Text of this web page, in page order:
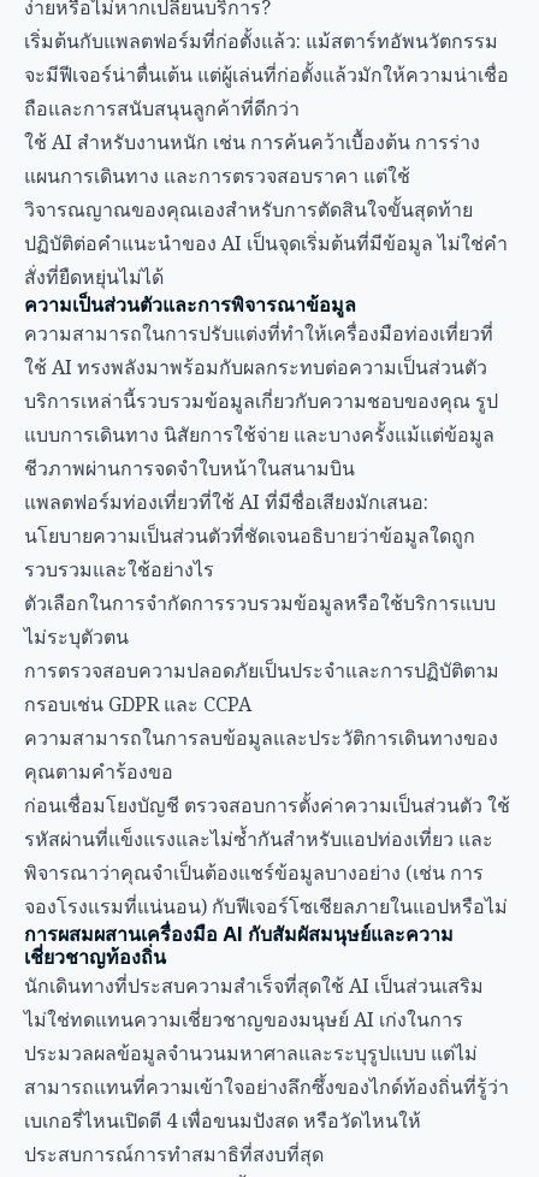
ง่ายหรือไม่หากเปลี่ยนบริการ?
เริ่มต้นกับแพลตฟอร์มที่ก่อตั้งแล้ว: แม้สตาร์ทอัพนวัตกรรม
จะมีฟีเจอร์น่าตื่นเต้น แต่ผู้เล่นที่ก่อตั้งแล้วมักให้ความน่าเชื่อ
ถือและการสนับสนุนลูกค้าที่ดีกว่า
ใช้ AI สำหรับงานหนัก เช่น การค้นคว้าเบื้องต้น การร่าง
แผนการเดินทาง และการตรวจสอบราคา แต่ใช้
วิจารณญาณของคุณเองสำหรับการตัดสินใจขั้นสุดท้าย
ปฏิบัติต่อคำแนะนำของ AI เป็นจุดเริ่มต้นที่มีข้อมูล ไม่ใช่คำ
สั่งที่ยืดหยุ่นไม่ได้
ความเป็นส่วนตัวและการพิจารณาข้อมูล
ความสามารถในการปรับแต่งที่ทำให้เครื่องมือท่องเที่ยวที่
ใช้ AI ทรงพลังมาพร้อมกับผลกระทบต่อความเป็นส่วนตัว
บริการเหล่านี้รวบรวมข้อมูลเกี่ยวกับความชอบของคุณ รูป
แบบการเดินทาง นิสัยการใช้จ่าย และบางครั้งแม้แต่ข้อมูล
ชีวภาพผ่านการจดจำใบหน้าในสนามบิน
แพลตฟอร์มท่องเที่ยวที่ใช้ AI ที่มีชื่อเสียงมักเสนอ:
นโยบายความเป็นส่วนตัวที่ชัดเจนอธิบายว่าข้อมูลใดถูก
รวบรวมและใช้อย่างไร
ตัวเลือกในการจำกัดการรวบรวมข้อมูลหรือใช้บริการแบบ
ไม่ระบุตัวตน
การตรวจสอบความปลอดภัยเป็นประจำและการปฏิบัติตาม
กรอบเช่น GDPR และ CCPA
ความสามารถในการลบข้อมูลและประวัติการเดินทางของ
คุณตามคำร้องขอ
ก่อนเชื่อมโยงบัญชี ตรวจสอบการตั้งค่าความเป็นส่วนตัว ใช้
รหัสผ่านที่แข็งแรงและไม่ซ้ำกันสำหรับแอปท่องเที่ยว และ
พิจารณาว่าคุณจำเป็นต้องแชร์ข้อมูลบางอย่าง (เช่น การ
จองโรงแรมที่แน่นอน) กับฟีเจอร์โซเชียลภายในแอปหรือไม่
การผสมผสานเครื่องมือ AI กับสัมผัสมนุษย์และความ
เชี่ยวชาญท้องถิ่น
นักเดินทางที่ประสบความสำเร็จที่สุดใช้ AI เป็นส่วนเสริม
ไม่ใช่ทดแทนความเชี่ยวชาญของมนุษย์ AI เก่งในการ
ประมวลผลข้อมูลจำนวนมหาศาลและระบุรูปแบบ แต่ไม่
สามารถแทนที่ความเข้าใจอย่างลึกซึ้งของไกด์ท้องถิ่นที่รู้ว่า
เบเกอรี่ไหนเปิดตี 4 เพื่อขนมปังสด หรือวัดไหนให้
ประสบการณ์การทำสมาธิที่สงบที่สุด